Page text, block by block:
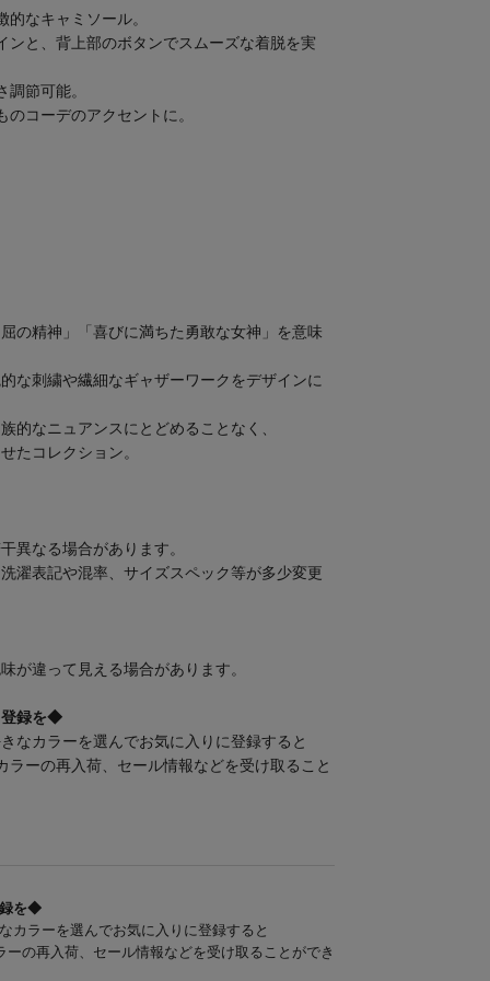
なキャミソール。
ンと、背上部のボタンでスムーズな着脱を実
調節可能。
コーデのアクセントに。
の精神」「喜びに満ちた勇敢な女神」を意味
な刺繍や繊細なギャザーワークをデザインに
的なニュアンスにとどめることなく、
たコレクション。
異なる場合があります。
濯表記や混率、サイズスペック等が多少変更
が違って見える場合があります。
登録を◆
なカラーを選んでお気に入りに登録すると
ラーの再入荷、セール情報などを受け取ること
録を◆
カラーを選んでお気に入りに登録すると
の再入荷、セール情報などを受け取ることができ